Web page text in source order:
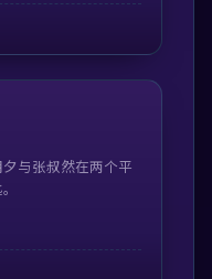
42:19
与张叔然在两个平